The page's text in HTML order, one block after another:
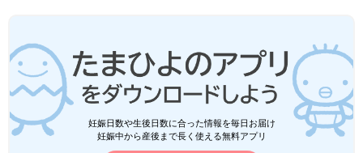
妊娠日数や生後日数に合った情報を毎日お届け
妊娠中から産後まで長く使える無料アプリ